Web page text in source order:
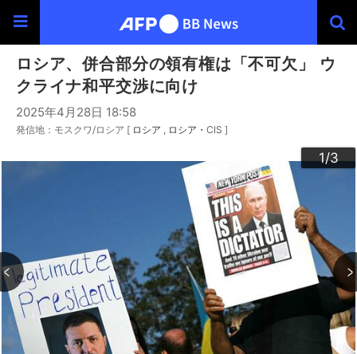
ロシア、併合部分の領有権は「不可欠」 ウ
クライナ和平交渉に向け
2025年4月28日 18:58
発信地：モスクワ/ロシア [ ロシア ロシア・CIS ]
1/3
2/3
3/3